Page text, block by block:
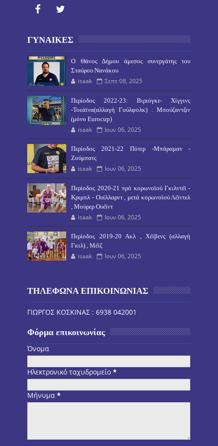
ΓΥΝΑΙΚΕΣ
O Θάνος Δήμου άμεσος συνεργάτης του
Σταύρου Νανάκου
isaak Σεπτ 08, 2025
Περίοδος 2022-23: Βιριόγκε- Χίγγινς
-Τοεάϊνα(αλλαγή Γούλφολκ) . Μπούζαντζιν
(μόνο Eurocup)
isaak Ιουν 06, 2025
Περίοδος 2021-22 Πότερ -Μπάραμαν -
Ζούμπατς
isaak Ιουν 06, 2025
Περίοδος 2020-21 πρό κορωνοϊού Γκιλντέϊ -
Κριμπλ - Ουίλλαρντ , μετά κορωνοϊού Λέϊντελ
, Μούρερ Ουέϊντ
isaak Ιουν 06, 2025
Περίοδος 2019-20 Ακλ , Χέϊβενς (αλλαγή
Γκιλ) , Μέϊζ
isaak Ιουν 06, 2025
ΤΗΛΕΦΩΝΑ ΕΠΙΚΟΙΝΩΝΙΑΣ
ΓΙΩΡΓΟΣ ΚΟΣΚΙΝΑΣ : 6938 042001
Φόρμα επικοινωνίας
Όνομα
Ηλεκτρονικό ταχυδρομείο*
Μήνυμα*